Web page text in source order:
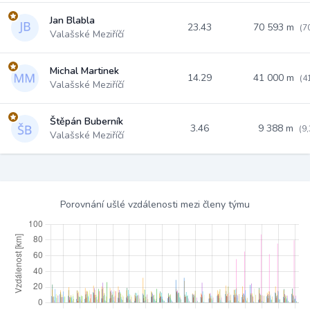
Jan Blabla
Valašské Meziříčí
23.43 70 593 m
Michal Martinek
Valašské Meziříčí
14.29 41 000 m
Štěpán Buberník
Valašské Meziříčí
3.46 9 388 m
Porovnání ušlé vzdálenosti mezi členy týmu